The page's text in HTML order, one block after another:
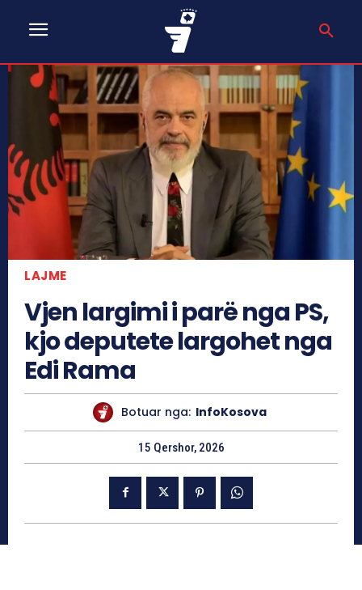
LAJME
Vjen largimi i parë nga PS,
kjo deputete largohet nga
Edi Rama
Botuar nga: InfoKosova
15 Qershor, 2026